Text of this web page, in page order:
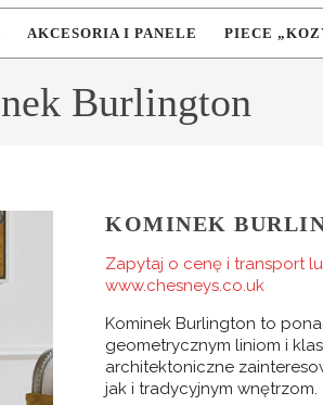
AKCESORIA I PANELE PIECE
Burlington
KOMINEK
Zapytaj o cenę i transport
www.chesneys.co.uk
Kominek Burlington to
geometrycznym liniom i
architektoniczne
jak i tradycyjnym wnętrzom.